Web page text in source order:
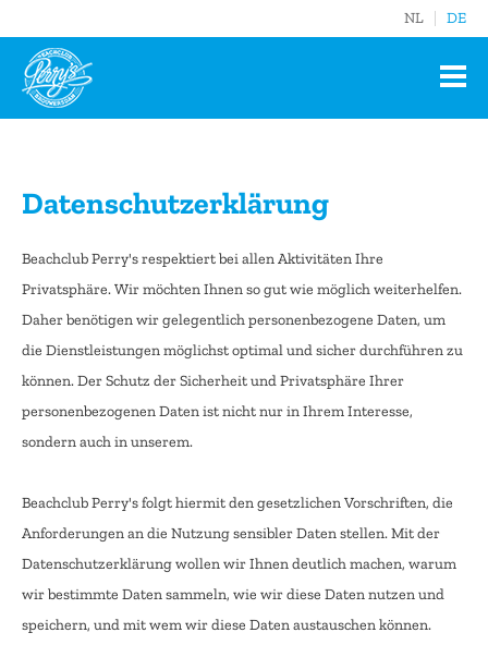
NL DE
Datenschutzerklärung
Beachclub Perry's respektiert bei allen Aktivitäten Ihre
Privatsphäre. Wir möchten Ihnen so gut wie möglich weiterhelfen.
Daher benötigen wir gelegentlich personenbezogene Daten, um
die Dienstleistungen möglichst optimal und sicher durchführen zu
können. Der Schutz der Sicherheit und Privatsphäre Ihrer
personenbezogenen Daten ist nicht nur in Ihrem Interesse,
sondern auch in unserem.
Beachclub Perry's folgt hiermit den gesetzlichen Vorschriften, die
Anforderungen an die Nutzung sensibler Daten stellen. Mit der
Datenschutzerklärung wollen wir Ihnen deutlich machen, warum
wir bestimmte Daten sammeln, wie wir diese Daten nutzen und
speichern, und mit wem wir diese Daten austauschen können.